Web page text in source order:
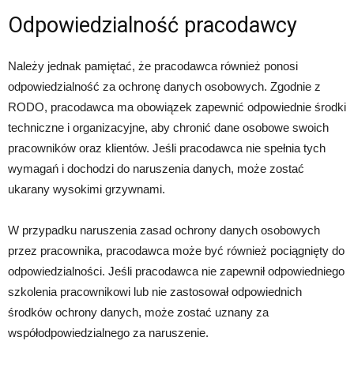
Odpowiedzialność pracodawcy
Należy jednak pamiętać, że pracodawca również ponosi
odpowiedzialność za ochronę danych osobowych. Zgodnie z
RODO, pracodawca ma obowiązek zapewnić odpowiednie środki
techniczne i organizacyjne, aby chronić dane osobowe swoich
pracowników oraz klientów. Jeśli pracodawca nie spełnia tych
wymagań i dochodzi do naruszenia danych, może zostać
ukarany wysokimi grzywnami.
W przypadku naruszenia zasad ochrony danych osobowych
przez pracownika, pracodawca może być również pociągnięty do
odpowiedzialności. Jeśli pracodawca nie zapewnił odpowiedniego
szkolenia pracownikowi lub nie zastosował odpowiednich
środków ochrony danych, może zostać uznany za
współodpowiedzialnego za naruszenie.